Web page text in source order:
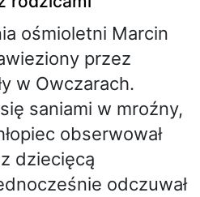
ośmioletni Marcin
przez
w Owczarach.
saniami w mroźny,
obserwował
dziecięcą
odczuwał